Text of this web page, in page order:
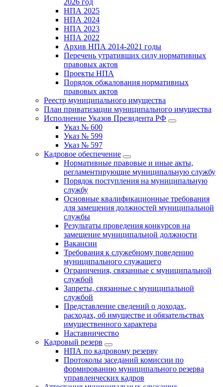
2026 год
НПА 2025
НПА 2024
НПА 2023
НПА 2022
Архив НПА 2014-2021 годы
Перечень утративших силу нормативных
правовых актов
Проекты НПА
Порядок обжалования нормативных
правовых актов
Реестр муниципального имущества
План приватизации муниципального имущества
Исполнение Указов Президента РФ
Указ № 600
Указ № 599
Указ № 597
Кадровое обеспечение
Нормативные правовые и иные акты,
регламентирующие муниципальную службу
Порядок поступления на муниципальную
службу
Основные квалификационные требования
для замещения должностей муниципальной
службы
Результаты проведения конкурсов на
замещение муниципальной должности
Вакансии
Требования к служебному поведению
муниципального служащего
Ограничения, связанные с муниципальной
службой
Запреты, связанные с муниципальной
службой
Представление сведений о доходах,
расходах, об имуществе и обязательствах
имущественного характера
Наставничество
Кадровый резерв
НПА по кадровому резерву
Протоколы заседаний комиссии по
формированию муниципального резерва
управленческих кадров